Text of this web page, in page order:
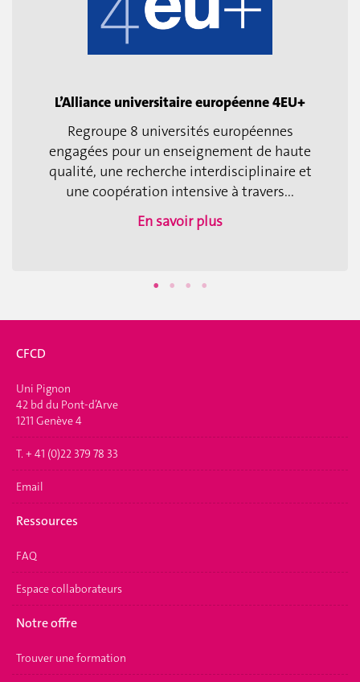
L’Alliance universitaire européenne 4EU+
Regroupe 8 universités européennes
engagées pour un enseignement de haute
qualité, une recherche interdisciplinaire et
une coopération intensive à travers...
En savoir plus
CFCD
Uni Pignon
42 bd du Pont-d’Arve
1211 Genève 4
T. + 41 (0)22 379 78 33
Email
Ressources
FAQ
Espace collaborateurs
Notre offre
Trouver une formation